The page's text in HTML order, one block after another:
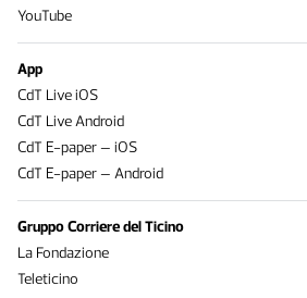
YouTube
App
CdT Live iOS
CdT Live Android
CdT E-paper – iOS
CdT E-paper – Android
Gruppo Corriere del Ticino
La Fondazione
Teleticino